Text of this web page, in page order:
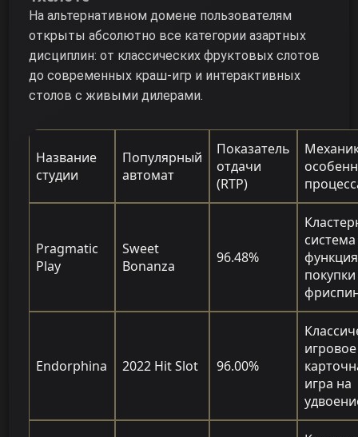
На альтернативном домене пользователям
открыты абсолютно все категории азартных
дисциплин: от классических фруктовых слотов
до современных краш-игр и интерактивных
столов с живыми дилерами.
Название
студии
Популярный
автомат
Показатель
отдачи
(RTP)
Pragmatic
Play
Sweet
Bonanza
96.48%
функция
покупки
Endorphina 2022 Hit Slot 96.00%
игра на